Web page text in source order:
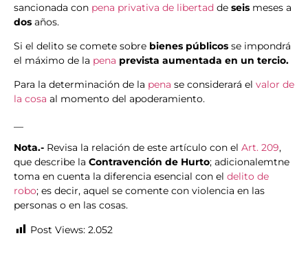
sancionada con pena privativa de libertad de seis meses a
dos años.
Si el delito se comete sobre bienes públicos se impondrá
el máximo de la pena prevista aumentada en un tercio.
Para la determinación de la pena se considerará el valor de
la cosa al momento del apoderamiento.
Nota.- Revisa la relación de este artículo con el Art. 209,
que describe la Contravención de Hurto; adicionalemtne
toma en cuenta la diferencia esencial con el delito de
robo; es decir, aquel se comente con violencia en las
personas o en las cosas.
Post Views: 2.052